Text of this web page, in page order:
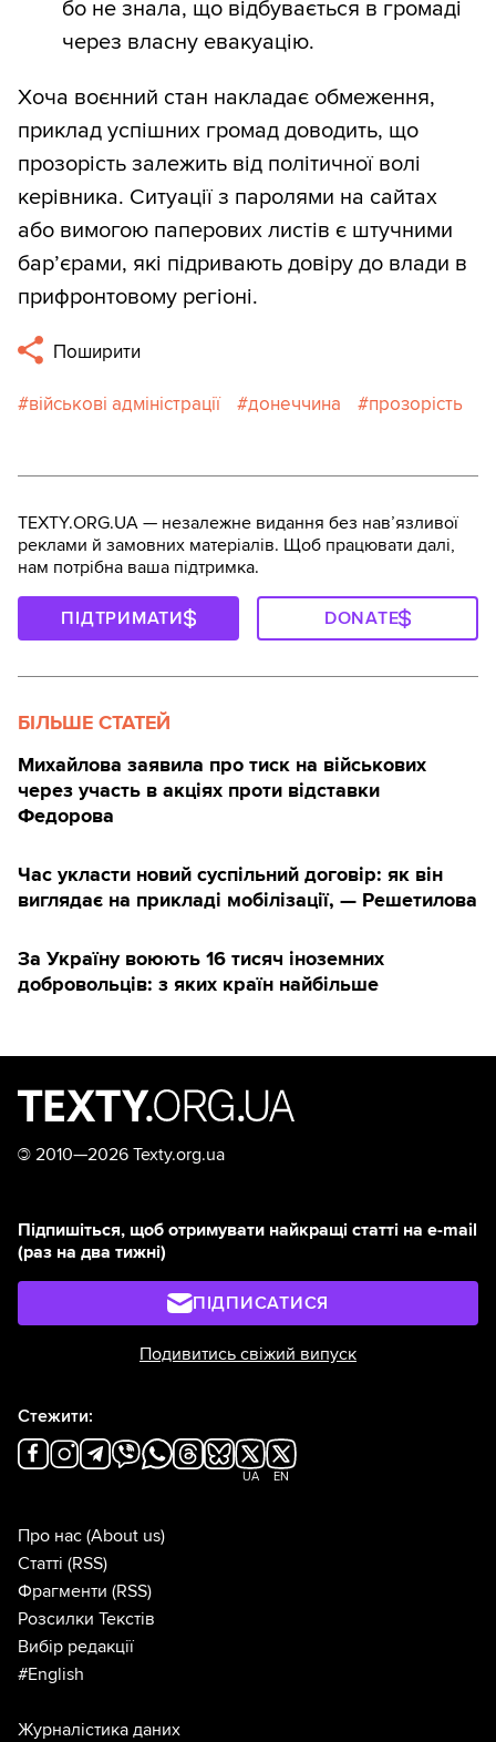
бо не знала, що відбувається в громаді
через власну евакуацію.
Хоча воєнний стан накладає обмеження,
приклад успішних громад доводить, що
прозорість залежить від політичної волі
керівника. Ситуації з паролями на сайтах
або вимогою паперових листів є штучними
бар’єрами, які підривають довіру до влади в
прифронтовому регіоні.
Поширити
військові адміністрації донеччина прозорість
TEXTY.ORG.UA — незалежне видання без навʼязливої
реклами й замовних матеріалів. Щоб працювати далі,
нам потрібна ваша підтримка.
ПІДТРИМАТИ DONATE
БІЛЬШЕ СТАТЕЙ
Михайлова заявила про тиск на військових
через участь в акціях проти відставки
Федорова
Час укласти новий суспільний договір: як він
виглядає на прикладі мобілізації, — Решетилова
За Україну воюють 16 тисяч іноземних
добровольців: з яких країн найбільше
© 2010—2026 Texty.org.ua
Підпишіться, щоб отримувати найкращі статті на e-mail
(раз на два тижні)
ПІДПИСАТИСЯ
Подивитись свіжий випуск
Стежити:
UA EN
Про нас (About us)
Статті (RSS)
Фрагменти (RSS)
Розсилки Текстів
Вибір редакції
#English
Журналістика даних